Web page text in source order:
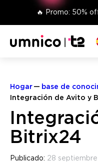
🔥 Promo: 50%
Hogar
base de
Integración de Avito y
Bitrix24
Publicado: 28